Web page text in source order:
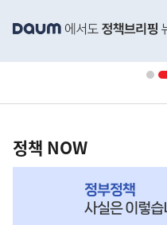
단
영
책
NOW,
정책 NOW